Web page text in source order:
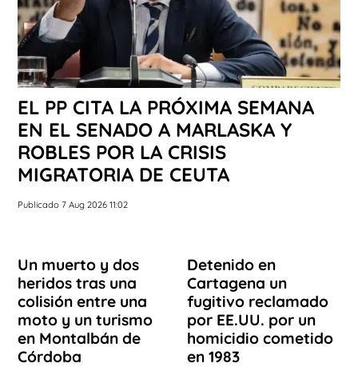
EL PP CITA LA PRÓXIMA SEMANA
EN EL SENADO A MARLASKA Y
ROBLES POR LA CRISIS
MIGRATORIA DE CEUTA
Publicado 7 Aug 2026 11:02
Un muerto y dos
heridos tras una
colisión entre una
moto y un turismo
en Montalbán de
Córdoba
Detenido en
Cartagena un
fugitivo reclamado
por EE.UU. por un
homicidio cometido
en 1983